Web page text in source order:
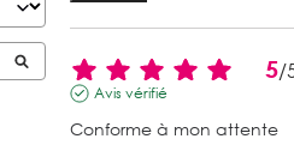
5/
Avis vérifié
Conforme à mon attente